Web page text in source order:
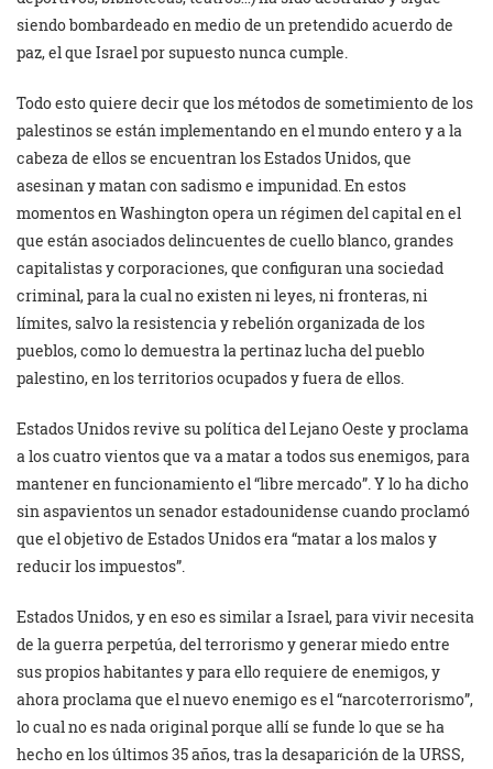
siendo bombardeado en medio de un pretendido acuerdo de
paz, el que Israel por supuesto nunca cumple.
Todo esto quiere decir que los métodos de sometimiento de los
palestinos se están implementando en el mundo entero y a la
cabeza de ellos se encuentran los Estados Unidos, que
asesinan y matan con sadismo e impunidad. En estos
momentos en Washington opera un régimen del capital en el
que están asociados delincuentes de cuello blanco, grandes
capitalistas y corporaciones, que configuran una sociedad
criminal, para la cual no existen ni leyes, ni fronteras, ni
límites, salvo la resistencia y rebelión organizada de los
pueblos, como lo demuestra la pertinaz lucha del pueblo
palestino, en los territorios ocupados y fuera de ellos.
Estados Unidos revive su política del Lejano Oeste y proclama
a los cuatro vientos que va a matar a todos sus enemigos, para
mantener en funcionamiento el “libre mercado”. Y lo ha dicho
sin aspavientos un senador estadounidense cuando proclamó
que el objetivo de Estados Unidos era “matar a los malos y
reducir los impuestos”.
Estados Unidos, y en eso es similar a Israel, para vivir necesita
de la guerra perpetúa, del terrorismo y generar miedo entre
sus propios habitantes y para ello requiere de enemigos, y
ahora proclama que el nuevo enemigo es el “narcoterrorismo”,
lo cual no es nada original porque allí se funde lo que se ha
hecho en los últimos 35 años, tras la desaparición de la URSS,